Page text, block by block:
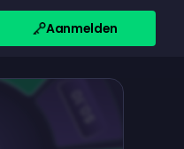
Aanmelden
$5.00